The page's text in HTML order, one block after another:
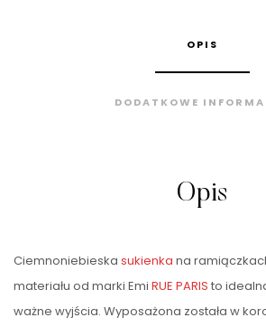
OPIS
DODATKOWE
Opis
Ciemnoniebieska sukienka na
materiału od marki Emi RUE PARIS to
ważne wyjścia. Wyposażona została w